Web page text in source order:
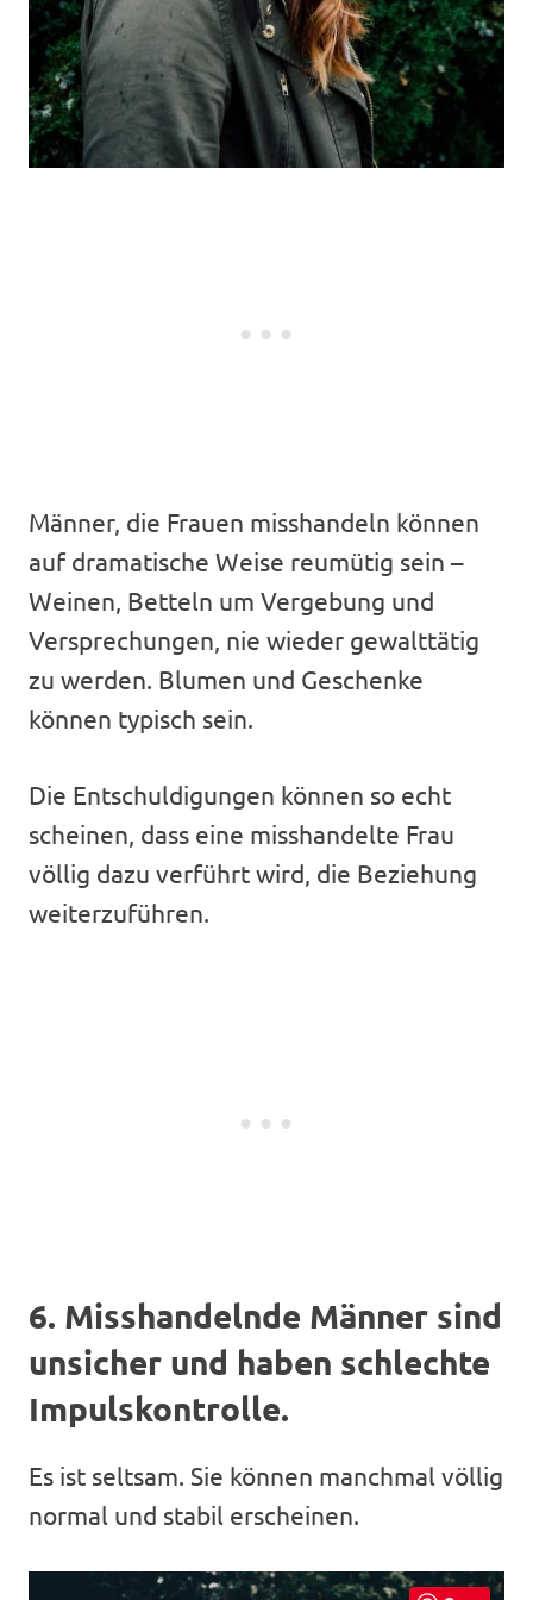
Männer, die Frauen misshandeln können
auf dramatische Weise reumütig sein –
Weinen, Betteln um Vergebung und
Versprechungen, nie wieder gewalttätig
zu werden. Blumen und Geschenke
können typisch sein.
Die Entschuldigungen können so echt
scheinen, dass eine misshandelte Frau
völlig dazu verführt wird, die Beziehung
weiterzuführen.
6. Misshandelnde Männer sind
unsicher und haben schlechte
Impulskontrolle.
Es ist seltsam. Sie können manchmal völlig
normal und stabil erscheinen.